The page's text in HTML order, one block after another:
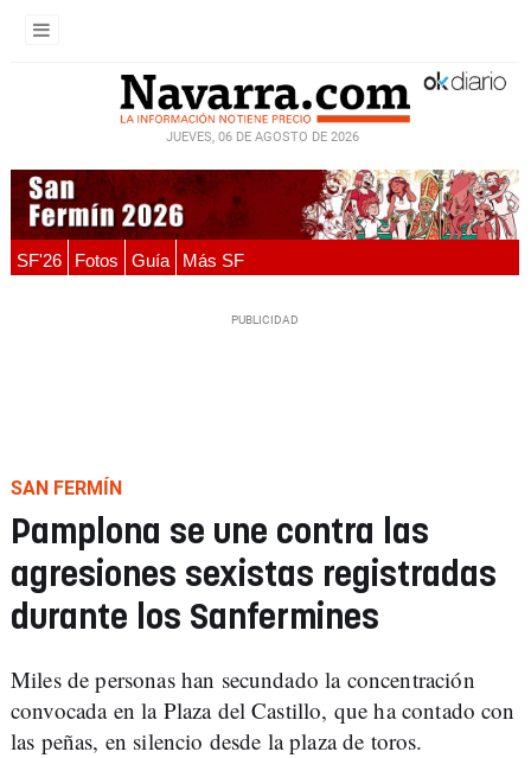
JUEVES, 06 DE AGOSTO DE 2026
SF'26 Fotos Guía Más SF
SAN FERMÍN
Pamplona se une contra las
agresiones sexistas registradas
durante los Sanfermines
Miles de personas han secundado la concentración
convocada en la Plaza del Castillo, que ha contado con
las peñas, en silencio desde la plaza de toros.